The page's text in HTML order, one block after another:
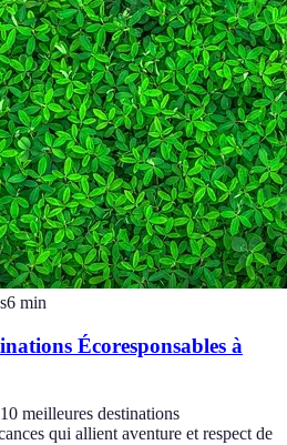
6 min
Écoresponsables à
meilleures destinations
qui allient aventure et respect de